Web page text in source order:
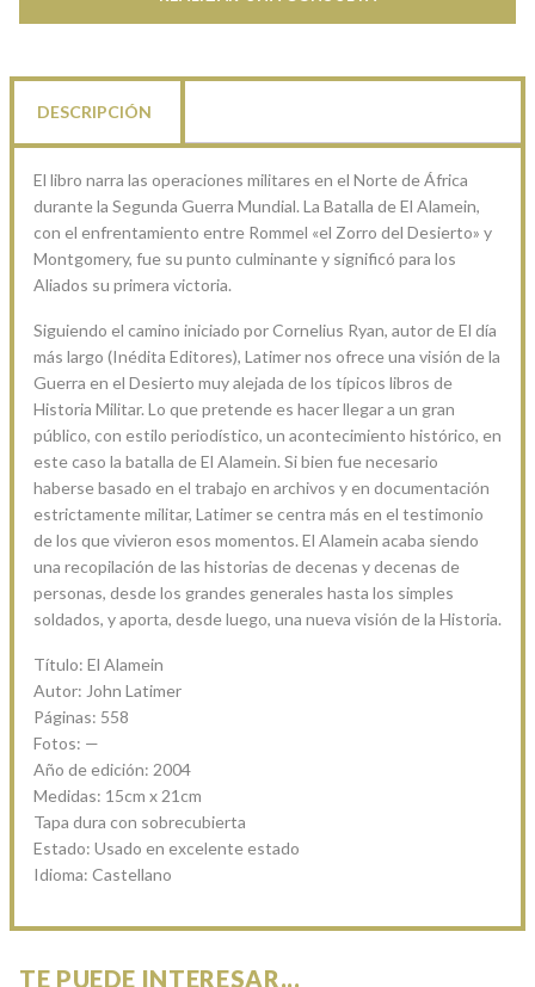
DESCRIPCIÓN
El libro narra las operaciones militares en el Norte de África
durante la Segunda Guerra Mundial. La Batalla de El Alamein,
con el enfrentamiento entre Rommel «el Zorro del Desierto» y
Montgomery, fue su punto culminante y significó para los
Aliados su primera victoria.
Siguiendo el camino iniciado por Cornelius Ryan, autor de El día
más largo (Inédita Editores), Latimer nos ofrece una visión de la
Guerra en el Desierto muy alejada de los típicos libros de
Historia Militar. Lo que pretende es hacer llegar a un gran
público, con estilo periodístico, un acontecimiento histórico, en
este caso la batalla de El Alamein. Si bien fue necesario
haberse basado en el trabajo en archivos y en documentación
estrictamente militar, Latimer se centra más en el testimonio
de los que vivieron esos momentos. El Alamein acaba siendo
una recopilación de las historias de decenas y decenas de
personas, desde los grandes generales hasta los simples
soldados, y aporta, desde luego, una nueva visión de la Historia.
Título: El Alamein
Autor: John Latimer
Páginas: 558
Fotos: —
Año de edición: 2004
Medidas: 15cm x 21cm
Tapa dura con sobrecubierta
Estado: Usado en excelente estado
Idioma: Castellano
TE PUEDE INTERESAR...